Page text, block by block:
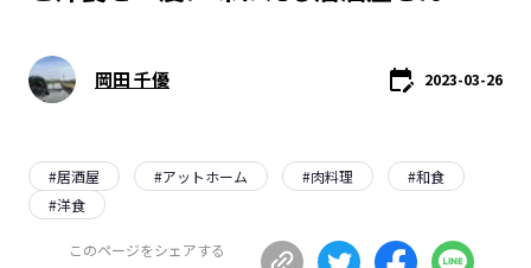
東京23区エリア
神奈川エリア
福井エリア
山梨エリア
長野エリア
静岡エリア
愛知エリア
岡田 千優 2023-03-26
#居酒屋 #アットホーム #肉料理 #和食
#洋食
このページをシェアする